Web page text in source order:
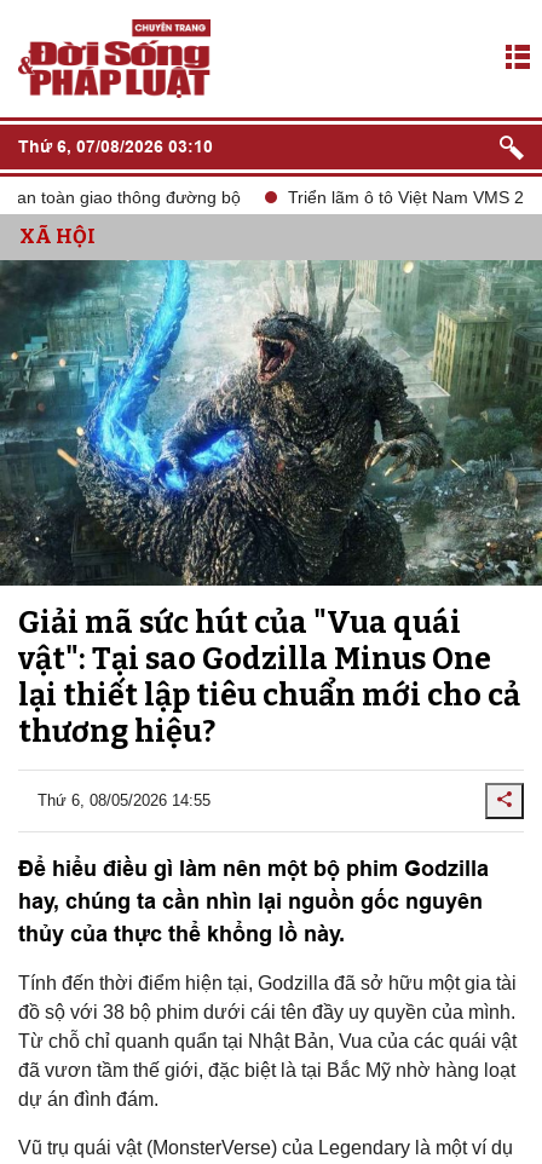
Thứ 6, 07/08/2026 03:10
giao thông đường bộ Triển lãm ô tô Việt Nam VMS 2024
XÃ HỘI
Giải mã sức hút của "Vua quái
vật": Tại sao Godzilla Minus One
lại thiết lập tiêu chuẩn mới cho cả
thương hiệu?
Thứ 6, 08/05/2026 14:55
Để hiểu điều gì làm nên một bộ phim Godzilla
hay, chúng ta cần nhìn lại nguồn gốc nguyên
thủy của thực thể khổng lồ này.
Tính đến thời điểm hiện tại, Godzilla đã sở hữu một gia tài
đồ sộ với 38 bộ phim dưới cái tên đầy uy quyền của mình.
Từ chỗ chỉ quanh quẩn tại Nhật Bản, Vua của các quái vật
đã vươn tầm thế giới, đặc biệt là tại Bắc Mỹ nhờ hàng loạt
dự án đình đám.
Vũ trụ quái vật (MonsterVerse) của Legendary là một ví dụ